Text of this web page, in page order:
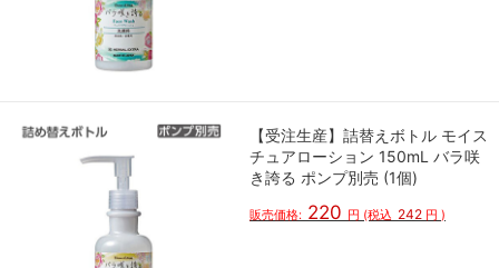
【受注生産】詰替えボトル モイス
チュアローション 150mL バラ咲
き誇る ポンプ別売 (1個)
販売価格: 220 円 (税込 242 円 )